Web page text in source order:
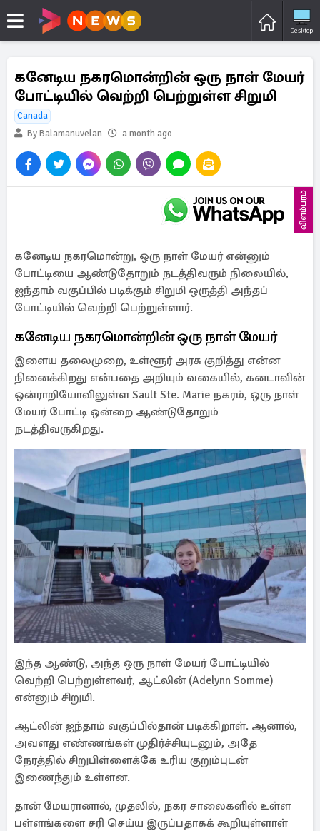
Desktop
கனேடிய நகரமொன்றின் ஒரு நாள் மேயர்
போட்டியில் வெற்றி பெற்றுள்ள சிறுமி
Canada
By Balamanuvelan
a month ago
விளம்பரம்
கனேடிய நகரமொன்று, ஒரு நாள் மேயர் என்னும்
போட்டியை ஆண்டுதோறும் நடத்திவரும் நிலையில்,
ஐந்தாம் வகுப்பில் படிக்கும் சிறுமி ஒருத்தி அந்தப்
போட்டியில் வெற்றி பெற்றுள்ளார்.
கனேடிய நகரமொன்றின் ஒரு நாள் மேயர்
இளைய தலைமுறை, உள்ளூர் அரசு குறித்து என்ன
நினைக்கிறது என்பதை அறியும் வகையில், கனடாவின்
ஒன்ராறியோவிலுள்ள Sault Ste. Marie நகரம், ஒரு நாள்
மேயர் போட்டி ஒன்றை ஆண்டுதோறும்
நடத்திவருகிறது.
இந்த ஆண்டு, அந்த ஒரு நாள் மேயர் போட்டியில்
வெற்றி பெற்றுள்ளவர், ஆட்லின் (Adelynn Somme)
என்னும் சிறுமி.
ஆட்லின் ஐந்தாம் வகுப்பில்தான் படிக்கிறாள். ஆனால்,
அவளது எண்ணங்கள் முதிர்ச்சியுடனும், அதே
நேரத்தில் சிறுபிள்ளைக்கே உரிய குறும்புடன்
இணைந்தும் உள்ளன.
தான் மேயரானால், முதலில், நகர சாலைகளில் உள்ள
பள்ளங்களை சரி செய்ய இருப்பதாகக் கூறியுள்ளாள்